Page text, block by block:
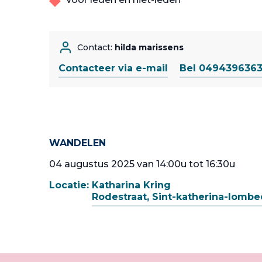
Contact: hilda marissens
Contacteer via e-mail Bel 0494396363
WANDELEN
04 augustus 2025 van 14:00u tot 16:30u
Locatie: Katharina Kring
Rodestraat, Sint-katherina-